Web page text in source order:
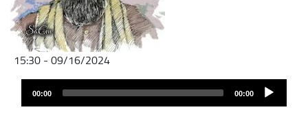
09/16/2024 - 15:30
00:00
00:00